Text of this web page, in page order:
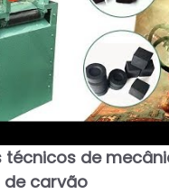
técnicos de
carvão